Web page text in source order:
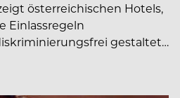
österreichischen Hotels,
Einlassregeln
gestaltet…